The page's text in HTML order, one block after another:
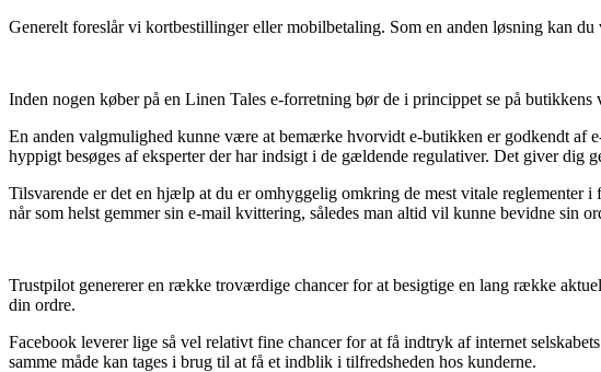
Generelt foreslår vi kortbestillinger eller mobilbetaling. Som en anden løsning kan
Inden nogen køber på en Linen Tales e-forretning bør de i princippet se på butikkens
En anden valgmulighed kunne være at bemærke hvorvidt e-butikken er godkendt af
hyppigt besøges af eksperter der har indsigt i de gældende regulativer. Det giver
Tilsvarende er det en hjælp at du er omhyggelig omkring de mest vitale reglementer
når som helst gemmer sin e-mail kvittering, således man altid vil kunne bevidne sin
Trustpilot genererer en række troværdige chancer for at besigtige en lang række
din ordre.
Facebook leverer lige så vel relativt fine chancer for at få indtryk af internet
samme måde kan tages i brug til at få et indblik i tilfredsheden hos kunderne.